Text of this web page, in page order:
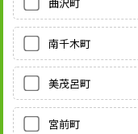
曲沢町
南千木町
美茂呂町
宮前町